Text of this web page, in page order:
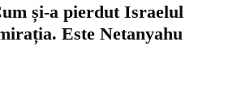
și-a pierdut Israelul
Este Netanyahu